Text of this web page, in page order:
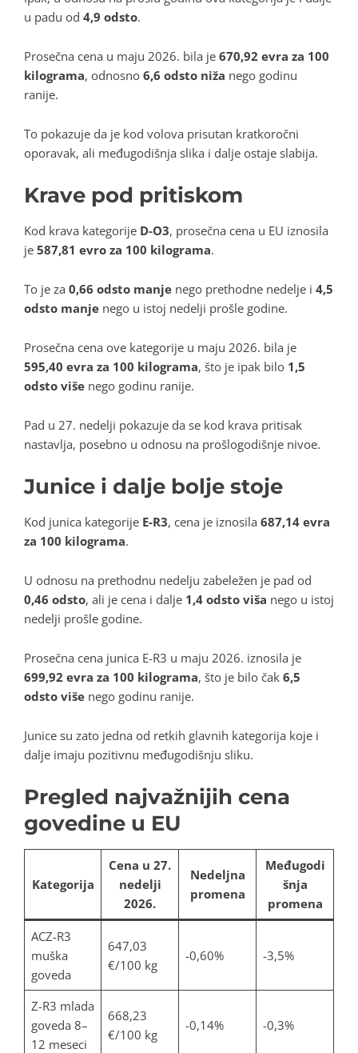
u padu od 4,9 odsto.
Prosečna cena u maju 2026. bila je 670,92 evra za 100
kilograma, odnosno 6,6 odsto niža nego godinu
ranije.
To pokazuje da je kod volova prisutan kratkoročni
oporavak, ali međugodišnja slika i dalje ostaje slabija.
Krave pod pritiskom
Kod krava kategorije D-O3, prosečna cena u EU iznosila
je 587,81 evro za 100 kilograma.
To je za 0,66 odsto manje nego prethodne nedelje i 4,5
odsto manje nego u istoj nedelji prošle godine.
Prosečna cena ove kategorije u maju 2026. bila je
595,40 evra za 100 kilograma, što je ipak bilo 1,5
odsto više nego godinu ranije.
Pad u 27. nedelji pokazuje da se kod krava pritisak
nastavlja, posebno u odnosu na prošlogodišnje nivoe.
Junice i dalje bolje stoje
Kod junica kategorije E-R3, cena je iznosila 687,14 evra
za 100 kilograma.
U odnosu na prethodnu nedelju zabeležen je pad od
0,46 odsto, ali je cena i dalje 1,4 odsto viša nego u istoj
nedelji prošle godine.
Prosečna cena junica E-R3 u maju 2026. iznosila je
699,92 evra za 100 kilograma, što je bilo čak 6,5
odsto više nego godinu ranije.
Junice su zato jedna od retkih glavnih kategorija koje i
dalje imaju pozitivnu međugodišnju sliku.
Pregled najvažnijih cena
govedine u EU
Kategorija
Cena u 27.
nedelji
2026.
Nedeljna
promena
Međugodi
šnja
promena
ACZ-R3
muška
goveda
647,03
€/100 kg
-0,60% -3,5%
Z-R3 mlada
goveda 8–
12 meseci
668,23
€/100 kg
-0,14% -0,3%